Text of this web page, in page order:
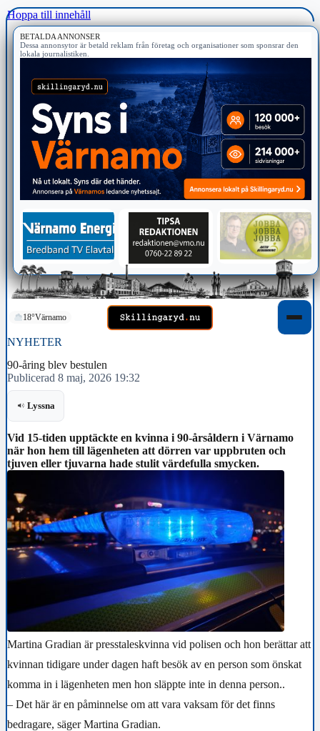
Hoppa till innehåll
BETALDA ANNONSER
Dessa annonsytor är betald reklam från företag och organisationer som sponsrar den
lokala journalistiken.
18°Värnamo
NYHETER
90-åring blev bestulen
Publicerad 8 maj, 2026 19:32
Lyssna
Vid 15-tiden upptäckte en kvinna i 90-årsåldern i Värnamo
när hon hem till lägenheten att dörren var uppbruten och
tjuven eller tjuvarna hade stulit värdefulla smycken.
Martina Gradian är presstaleskvinna vid polisen och hon berättar att
kvinnan tidigare under dagen haft besök av en person som önskat
komma in i lägenheten men hon släppte inte in denna person..
– Det här är en påminnelse om att vara vaksam för det finns
bedragare, säger Martina Gradian.